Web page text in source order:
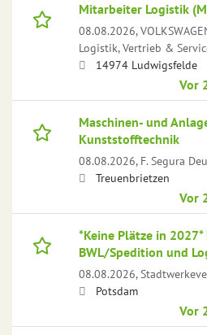
Mitarbeiter Logistik
08.08.2026,
Logistik, Vertrieb &
14974 Ludwigsfelde
Vor
Maschinen- und
Kunststofftechnik
08.08.2026, F. Segura
Treuenbrietzen
Vor
*Keine Plätze in
BWL/Spedition und
08.08.2026,
Potsdam
Vor